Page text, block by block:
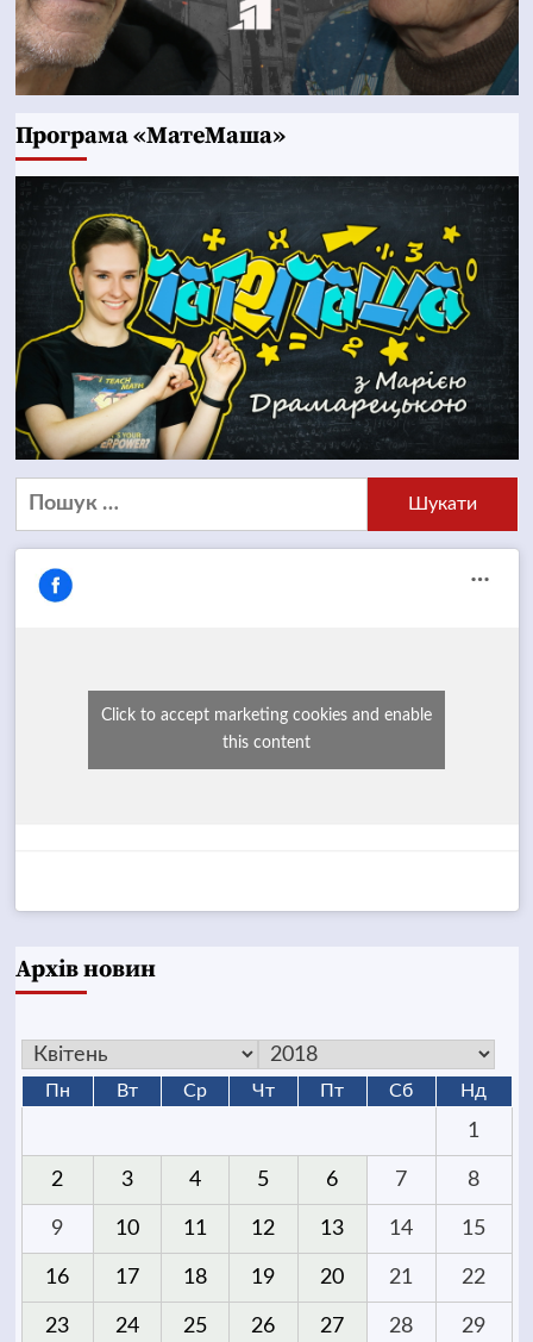
Програма «МатеМаша»
Пошук:
Click to accept marketing cookies and enable
this content
Архів новин
Пн Вт Ср Чт Пт Сб Нд
1
2 3 4 5 6 7 8
9 10 11 12 13 14 15
16 17 18 19 20 21 22
23 24 25 26 27 28 29